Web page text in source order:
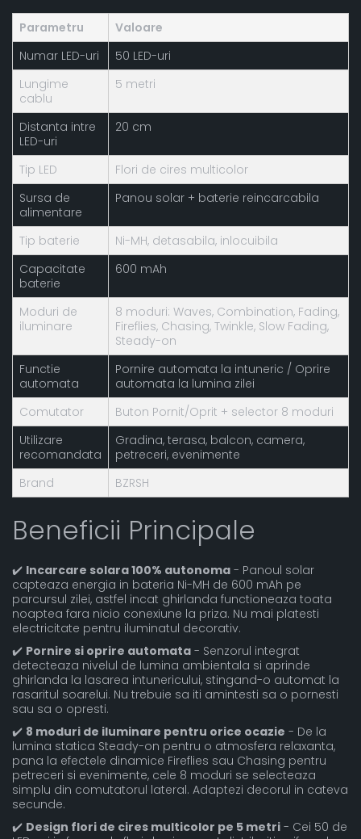
Parametru
Valoare
Numar LED-uri
50 LED-uri
Lungime
cablu
5 metri
Distanta intre
LED-uri
20 cm
Tip LED
Flori de cires multicolor
Sursa de
alimentare
Panou solar + baterie reincarcabila
Tip baterie
Ni-MH, detasabila, inlocuibila
Capacitate
baterie
600 mAh
Moduri de
iluminare
8 moduri: Waves, Combination, Fading,
Fireflies, Chasing, Twinkle, Slow Fading,
Steady-on
Functie
automata
Pornire automata la intuneric / Oprire
automata la lumina zilei
Comutator
Buton Pornit/Oprit + selector 8 moduri
Utilizare
recomandata
Gradina, terasa, balcon, camera,
petreceri, evenimente
Brand
BZRSH
Beneficii Principale
✔️ Incarcare solara 100% autonoma - Panoul solar
capteaza energia in bateria Ni-MH de 600 mAh pe
parcursul zilei, astfel incat ghirlanda functioneaza toata
noaptea fara nicio conexiune la priza. Nu mai platesti
electricitate pentru iluminatul decorativ.
✔️ Pornire si oprire automata - Senzorul integrat
detecteaza nivelul de lumina ambientala si aprinde
ghirlanda la lasarea intunericului, stingand-o automat la
rasaritul soarelui. Nu trebuie sa iti amintesti sa o pornesti
sau sa o opresti.
✔️ 8 moduri de iluminare pentru orice ocazie - De la
lumina statica Steady-on pentru o atmosfera relaxanta,
pana la efectele dinamice Fireflies sau Chasing pentru
petreceri si evenimente, cele 8 moduri se selecteaza
simplu din comutatorul lateral. Adaptezi decorul in cateva
secunde.
✔️ Design flori de cires multicolor pe 5 metri - Cei 50 de